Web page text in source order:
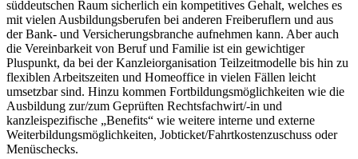
süddeutschen Raum sicherlich ein kompetitives Gehalt, welches es
mit vielen Ausbildungsberufen bei anderen Freiberuflern und aus
der Bank- und Versicherungsbranche aufnehmen kann. Aber auch
die Vereinbarkeit von Beruf und Familie ist ein gewichtiger
Pluspunkt, da bei der Kanzleiorganisation Teilzeitmodelle bis hin zu
flexiblen Arbeitszeiten und Homeoffice in vielen Fällen leicht
umsetzbar sind. Hinzu kommen Fortbildungsmöglichkeiten wie die
Ausbildung zur/zum Geprüften Rechtsfachwirt/-in und
kanzleispezifische „Benefits“ wie weitere interne und externe
Weiterbildungsmöglichkeiten, Jobticket/Fahrtkostenzuschuss oder
Menüschecks.